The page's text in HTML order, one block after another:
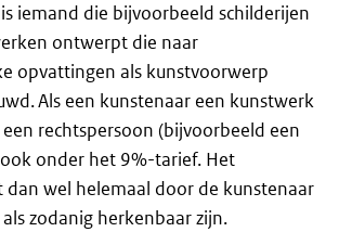
iemand die bijvoorbeeld schilderijen
ontwerpt die naar
opvattingen als kunstvoorwerp
Als een kunstenaar een kunstwerk
rechtspersoon (bijvoorbeeld een
onder het 9%-tarief. Het
wel helemaal door de kunstenaar
zodanig herkenbaar zijn.